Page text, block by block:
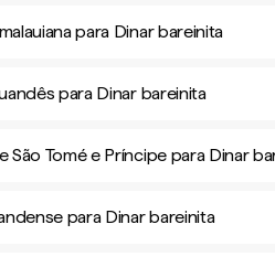
para Dinar bareinita
para Dinar bareinita
São Tomé e Príncipe para Dinar
para Dinar bareinita